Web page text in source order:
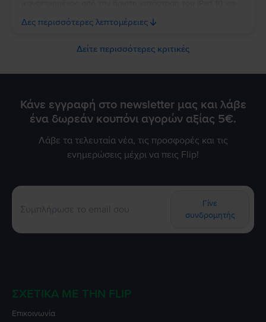
μας να σας εξυπηρετήσουμε ξανά στο μέλλον!
Δες περισσότερες λεπτομέρειες
Δείτε περισσότερες κριτικές
Κάνε εγγραφή στο newsletter μας και λάβε
ένα δωρεάν κουπόνι αγορών αξίας 5€.
Λάβε τα τελευταία νέα, τις προσφορές και τις
ενημερώσεις μέχρι να πεις Flip!
Γίνε
συνδρομητής
ΣΧΕΤΙΚΆ ΜΕ ΤΗΝ FLIP
Επικοινωνία